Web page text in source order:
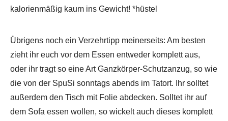
kalorienmäßig kaum ins Gewicht! *hüstel
Übrigens noch ein Verzehrtipp meinerseits: Am besten
zieht ihr euch vor dem Essen entweder komplett aus,
oder ihr tragt so eine Art Ganzkörper-Schutzanzug, so wie
die von der SpuSi sonntags abends im Tatort. Ihr solltet
außerdem den Tisch mit Folie abdecken. Solltet ihr auf
dem Sofa essen wollen, so wickelt auch dieses komplett